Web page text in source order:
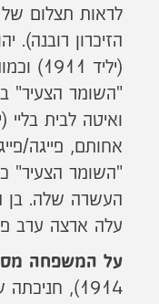
הזיכרון
(יליד
"השומר הצעיר"
"השומר הצעיר"
עלה ארצה ערב
על המשפחה
1914),